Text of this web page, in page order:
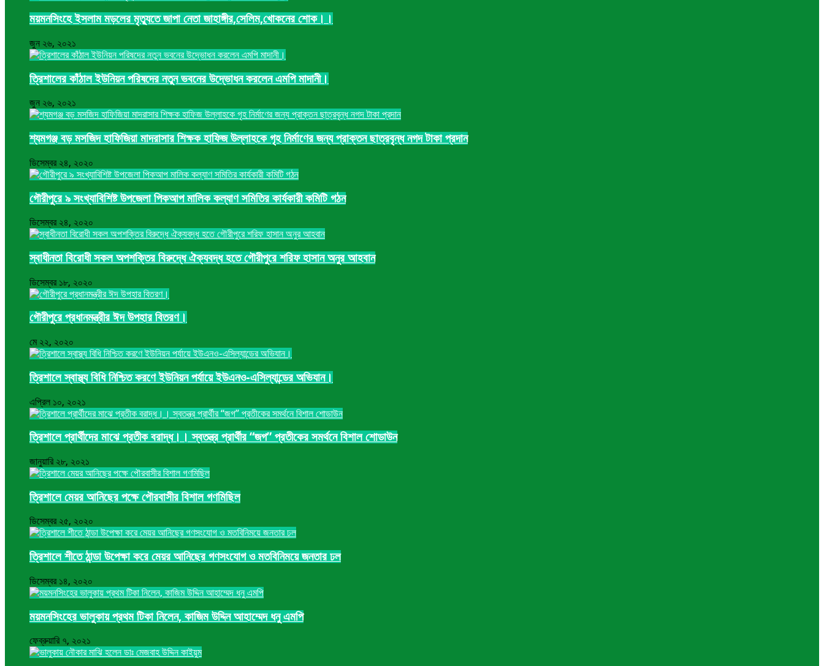
ময়মনসিংহে ইসলাম মড়লের মৃত্যুতে জাপা নেতা জাহাঙ্গীর,সেলিম,খোকনের শোক।।
জুন ২৬, ২০২১
ত্রিশালের কাঁঠাল ইউনিয়ন পরিষদের নতুন ভবনের উদ্ভোধন করলেন এমপি মাদানী।
জুন ২৬, ২০২১
শ্যমগঞ্জ বড় মসজিদ হাফিজিয়া মাদরাসার শিক্ষক হাফিজ উল্লাহকে গৃহ নির্মাণের জন্য প্রাক্তন ছাত্রবৃন্ধ নগদ টাকা প্রদান
ডিসেম্বর ২৪, ২০২০
গৌরীপুরে ৯ সংখ্যাবিশিষ্ট উপজেলা পিকআপ মালিক কল্যাণ সমিতির কার্যকারী কমিটি গঠন
ডিসেম্বর ২৪, ২০২০
স্বাধীনতা বিরোধী সকল অপশক্তির বিরুদ্ধে ঐক্যবদ্ধ হতে গৌরীপুরে শরিফ হাসান অনুর আহবান
ডিসেম্বর ১৮, ২০২০
গৌরীপুরে প্রধানমন্ত্রীর ঈদ উপহার বিতরণ।
মে ২২, ২০২০
ত্রিশালে স্বাস্থ্য বিধি নিশ্চিত করণে ইউনিয়ন পর্যায়ে ইউএনও-এসিল্যান্ডের অভিযান।
এপ্রিল ১০, ২০২১
ত্রিশালে প্রার্থীদের মাঝে প্রতীক বরাদ্ধ।। স্বতন্ত্র প্রার্থীর “জগ” প্রতীকের সমর্থনে বিশাল শোডাউন
জানুয়ারি ২৮, ২০২১
ত্রিশালে মেয়র আনিছের পক্ষে পৌরবাসীর বিশাল গণমিছিল
ডিসেম্বর ২৫, ২০২০
ত্রিশালে শীতে ঠান্ডা উপেক্ষা করে মেয়র আনিছের গণসংযোগ ও মতবিনিময়ে জনতার ঢল
ডিসেম্বর ১৪, ২০২০
ময়মনসিংহের ভালুকায় প্রথম টিকা নিলেন, কাজিম উদ্দিন আহাম্মেদ ধনু এমপি
ফেব্রুয়ারি ৭, ২০২১